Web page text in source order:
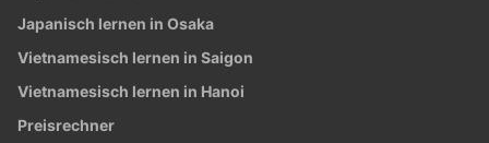
Japanisch lernen in Osaka
Vietnamesisch lernen in Saigon
Vietnamesisch lernen in Hanoi
Preisrechner